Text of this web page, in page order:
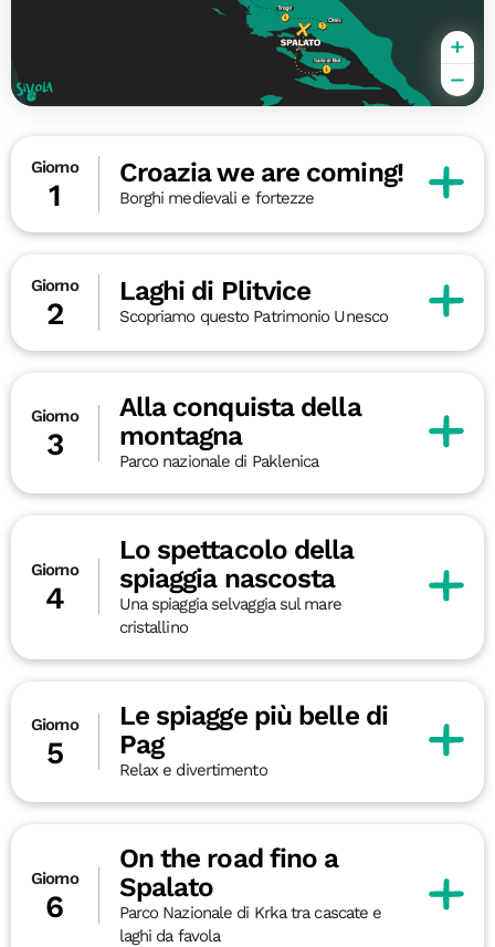
Giorno
1
Croazia we are coming!
Borghi medievali e fortezze
Giorno
2
Laghi di Plitvice
Scopriamo questo Patrimonio Unesco
Giorno
3
Alla conquista della
montagna
Parco nazionale di Paklenica
Giorno
4
Lo spettacolo della
spiaggia nascosta
Una spiaggia selvaggia sul mare
cristallino
Giorno
5
Le spiagge più belle di
Pag
Relax e divertimento
Giorno
6
On the road fino a
Spalato
Parco Nazionale di Krka tra cascate e
laghi da favola